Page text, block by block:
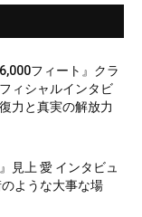
フィート』クラ
ィシャルインタビ
力と真実の解放力
見上 愛 インタビュ
ような大事な場